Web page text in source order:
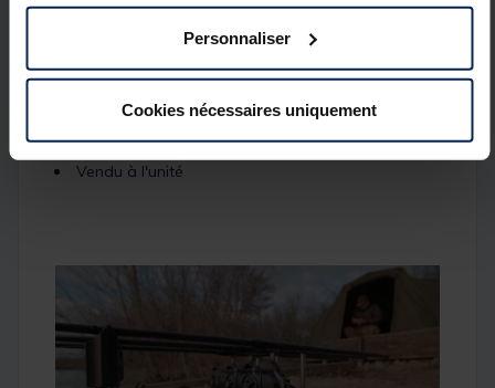
Personnaliser
Cookies nécessaires uniquement
Version 3.5" (8.9 cm)
Vendu à l'unité